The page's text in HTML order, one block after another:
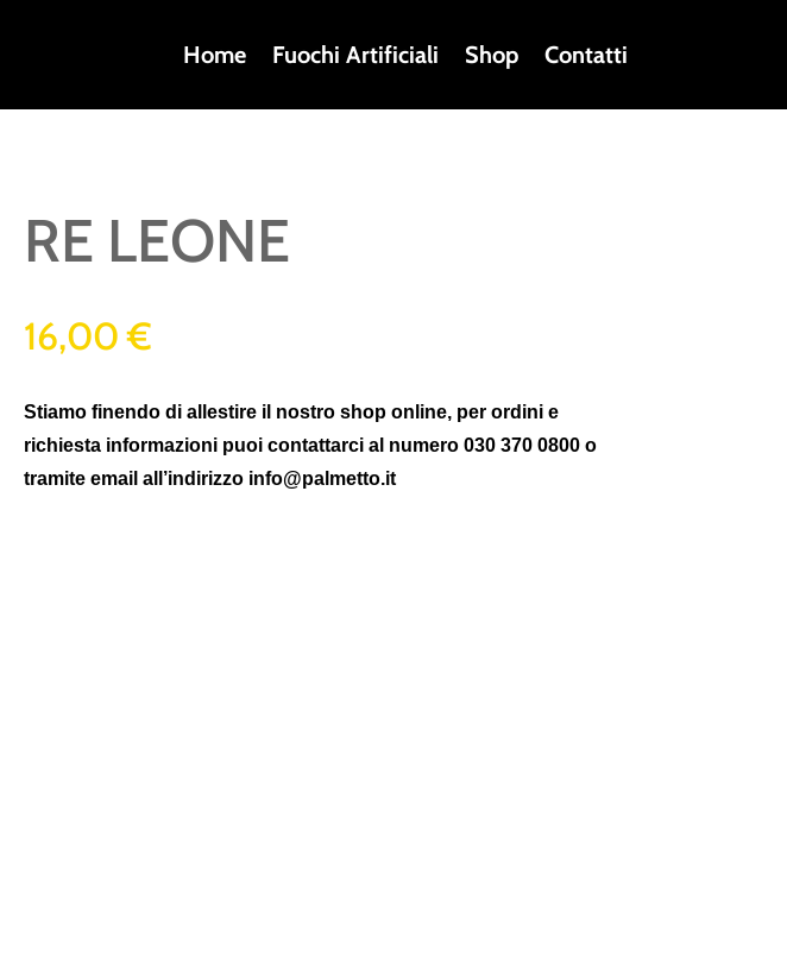
Home Fuochi Artificiali Shop Contatti
RE LEONE
16,00€
Stiamo finendo di allestire il nostro shop online, per ordini e
richiesta informazioni puoi contattarci al numero 030 370 0800 o
tramite email all’indirizzo info@palmetto.it